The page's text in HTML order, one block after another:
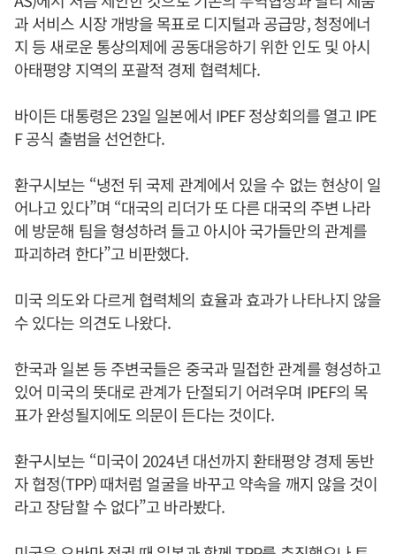
과 서비스 시장 개방을 목표로 디지털과 공급망, 청정에너
지 등 새로운 통상의제에 공동대응하기 위한 인도 및 아시
아태평양 지역의 포괄적 경제 협력체다.
바이든 대통령은 23일 일본에서 IPEF 정상회의를 열고 IPE
F 공식 출범을 선언한다.
환구시보는 “냉전 뒤 국제 관계에서 있을 수 없는 현상이 일
어나고 있다”며 “대국의 리더가 또 다른 대국의 주변 나라
에 방문해 팀을 형성하려 들고 아시아 국가들만의 관계를
파괴하려 한다”고 비판했다.
미국 의도와 다르게 협력체의 효율과 효과가 나타나지 않을
수 있다는 의견도 나왔다.
한국과 일본 등 주변국들은 중국과 밀접한 관계를 형성하고
있어 미국의 뜻대로 관계가 단절되기 어려우며 IPEF의 목
표가 완성될지에도 의문이 든다는 것이다.
환구시보는 “미국이 2024년 대선까지 환태평양 경제 동반
자 협정(TPP) 때처럼 얼굴을 바꾸고 약속을 깨지 않을 것이
라고 장담할 수 없다”고 바라봤다.